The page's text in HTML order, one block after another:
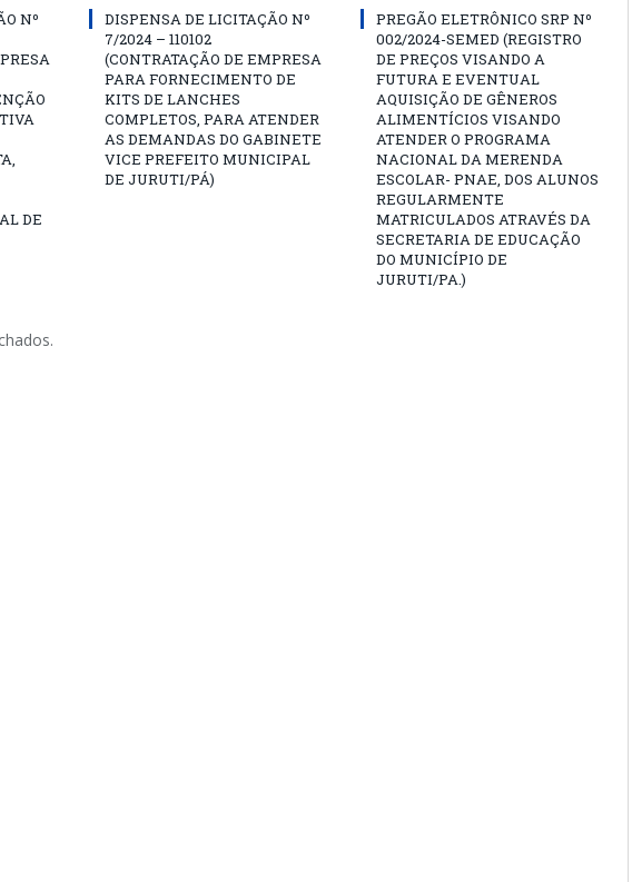
Nº
DE
DISPENSA DE LICITAÇÃO Nº
7/2024 – 110102
(CONTRATAÇÃO DE EMPRESA
PARA FORNECIMENTO DE
KITS DE LANCHES
COMPLETOS, PARA ATENDER
AS DEMANDAS DO GABINETE
VICE PREFEITO MUNICIPAL
DE JURUTI/PÁ)
PREGÃO ELETRÔNICO SRP Nº
002/2024-SEMED (REGISTRO
DE PREÇOS VISANDO A
FUTURA E EVENTUAL
AQUISIÇÃO DE GÊNEROS
ALIMENTÍCIOS VISANDO
ATENDER O PROGRAMA
NACIONAL DA MERENDA
ESCOLAR- PNAE, DOS ALUNOS
REGULARMENTE
MATRICULADOS ATRAVÉS DA
SECRETARIA DE EDUCAÇÃO
DO MUNICÍPIO DE
JURUTI/PA.)